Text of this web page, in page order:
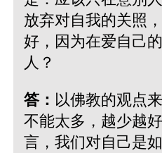
放弃对自我的关照
好，因为在爱自己
人？
答： 以佛教的观点
不能太多，越少越
言，我们对自己是